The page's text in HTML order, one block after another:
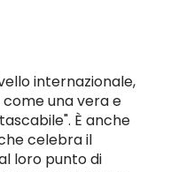
internazionale,
una vera e
È anche
celebra il
loro punto di